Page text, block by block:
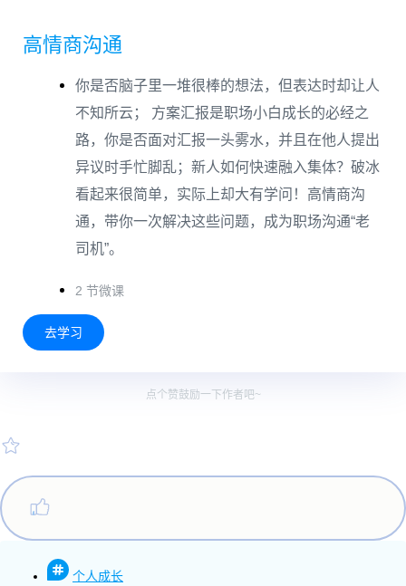
高情商沟通
你是否脑子里一堆很棒的想法，但表达时却让人
不知所云； 方案汇报是职场小白成长的必经之
路，你是否面对汇报一头雾水，并且在他人提出
异议时手忙脚乱；新人如何快速融入集体？破冰
看起来很简单，实际上却大有学问！高情商沟
通，带你一次解决这些问题，成为职场沟通“老
司机”。
2 节微课
去学习
点个赞鼓励一下作者吧~
个人成长